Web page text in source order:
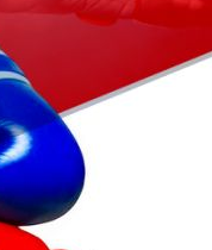
VALID WKF LICENSE